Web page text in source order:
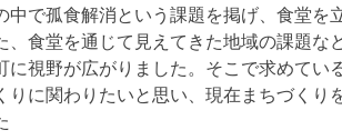
中で孤食解消という課題を掲げ、食堂を
、食堂を通じて見えてきた地域の課題な
に視野が広がりました。そこで求めてい
りに関わりたいと思い、現在まちづくり